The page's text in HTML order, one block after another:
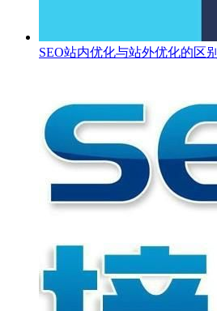
SEO站内优化与站外优化的区别